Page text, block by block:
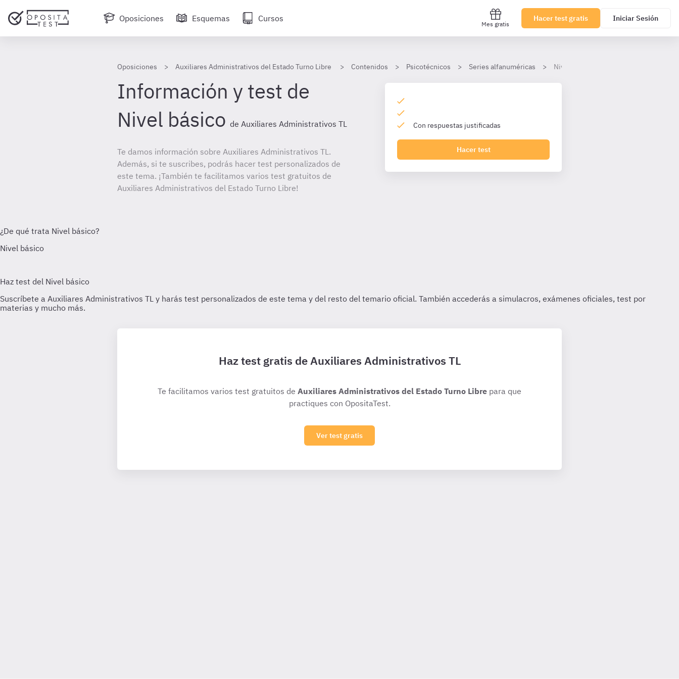
Oposiciones Esquemas Cursos
Mes gratis
Hacer test gratis Iniciar Sesión
Oposiciones Auxiliares Administrativos del Estado Turno Libre Contenidos Psicotécnicos Series alfanuméricas Nivel básico
Información y test de
Nivel básico de Auxiliares Administrativos TL
Te damos información sobre Auxiliares Administrativos TL.
Además, si te suscribes, podrás hacer test personalizados de
este tema. ¡También te facilitamos varios test gratuitos de
Auxiliares Administrativos del Estado Turno Libre!
Con respuestas justificadas
Hacer test
Haz test gratis de Auxiliares Administrativos TL
Te facilitamos varios test gratuitos de Auxiliares Administrativos del Estado Turno Libre para que
practiques con OpositaTest.
Ver test gratis